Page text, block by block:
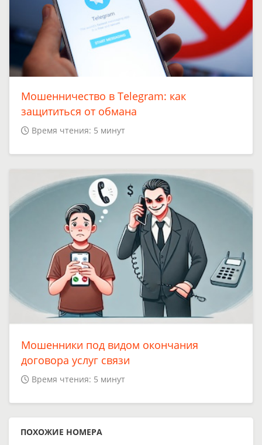
Мошенничество в Telegram: как
защититься от обмана
Время чтения: 5 минут
Мошенники под видом окончания
договора услуг связи
Время чтения: 5 минут
ПОХОЖИЕ НОМЕРА